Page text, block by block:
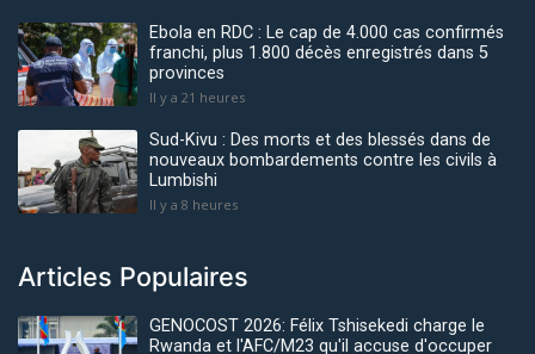
Ebola en RDC : Le cap de 4.000 cas confirmés
franchi, plus 1.800 décès enregistrés dans 5
provinces
Il y a 21 heures
Sud-Kivu : Des morts et des blessés dans de
nouveaux bombardements contre les civils à
Lumbishi
Il y a 8 heures
Articles Populaires
GENOCOST 2026: Félix Tshisekedi charge le
Rwanda et l'AFC/M23 qu'il accuse d'occuper